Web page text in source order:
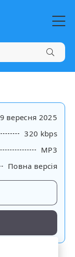
вересня 2025
320 kbps
MP3
Повна версія